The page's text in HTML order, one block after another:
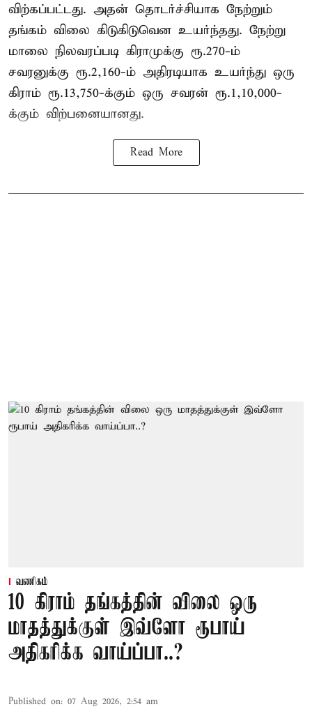
விற்கப்பட்டது. அதன் தொடர்ச்சியாக நேற்றும்
தங்கம் விலை கிடுகிடுவென உயர்ந்தது. நேற்று
மாலை நிலவரப்படி கிராமுக்கு ரூ.270-ம்
சவரனுக்கு ரூ.2,160-ம் அதிரடியாக உயர்ந்து ஒரு
கிராம் ரூ.13,750-க்கும் ஒரு சவரன் ரூ.1,10,000-
க்கும் விற்பனையானது.
Read More
வணிகம்
10 கிராம் தங்கத்தின் விலை ஒரு
மாதத்துக்குள் இவ்ளோ ரூபாய்
அதிகரிக்க வாய்ப்பா..?
Published on: 07 Aug 2026, 2:54 am